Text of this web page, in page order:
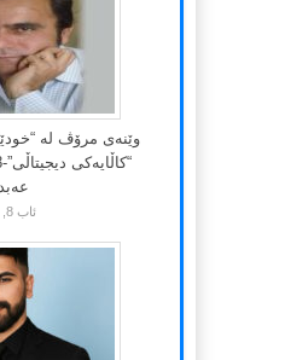
وێنەی مرۆڤ لە
ئاب 8, 2026